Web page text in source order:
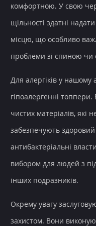
комфортною. У свою
щільності здатні
місцю, що особливо
проблеми зі спиною чи
Для алергіків у нашому
гіпоалергенні топпери.
чистих матеріалів, які
забезпечують
антибактеріальні
вибором для людей з
інших подразників.
Окрему увагу
захистом. Вони